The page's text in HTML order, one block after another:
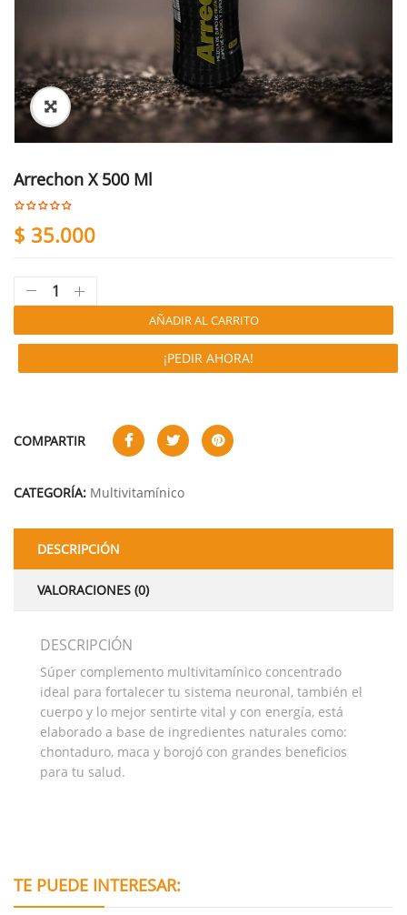
Arrechon X 500 Ml
$ 35.000
AÑADIR AL CARRITO
¡PEDIR AHORA!
COMPARTIR
CATEGORÍA: Multivitamínico
DESCRIPCIÓN
VALORACIONES (0)
DESCRIPCIÓN
Súper complemento multivitamínico concentrado
ideal para fortalecer tu sistema neuronal, también el
cuerpo y lo mejor sentirte vital y con energía, está
elaborado a base de ingredientes naturales como:
chontaduro, maca y borojó con grandes beneficios
para tu salud.
TE PUEDE INTERESAR: